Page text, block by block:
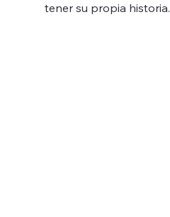
tener su propia historia.